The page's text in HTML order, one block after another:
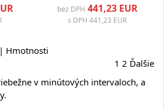
bez DPH 441,23 EUR
s DPH 441,23 EUR
Hmotnosti
1 2 Ďalšie
v minútových intervaloch, a